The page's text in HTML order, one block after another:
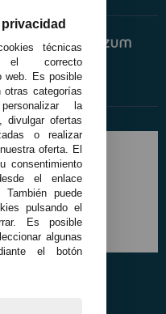
técnicas
el correcto
web. Es posible
otras categorías
la
divulgar ofertas
o realizar
oferta. El
consentimiento
el enlace
puede
pulsando el
Es posible
algunas
el botón